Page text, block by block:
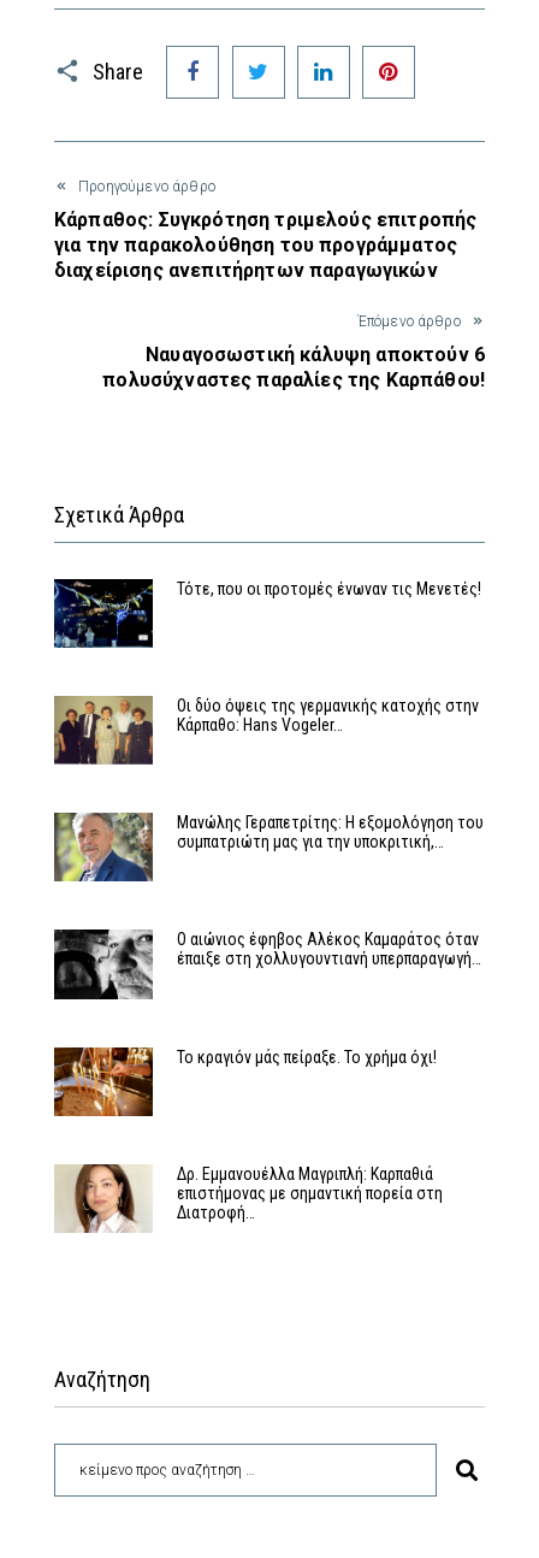
Share
Facebook Twitter LinkedIn
Προηγούμενο άρθρο
Κάρπαθος: Συγκρότηση τριμελούς επιτροπής
για την παρακολούθηση του προγράμματος
διαχείρισης ανεπιτήρητων παραγωγικών
Έπόμενο άρθρο
Ναυαγοσωστική κάλυψη αποκτούν 6
πολυσύχναστες παραλίες της Καρπάθου!
Σχετικά Άρθρα
Τότε, που οι προτομές ένωναν τις Μενετές!
Οι δύο όψεις της γερμανικής κατοχής στην
Κάρπαθο: Hans Vogeler…
Μανώλης Γεραπετρίτης: Η εξομολόγηση του
συμπατριώτη μας για την υποκριτική,…
Ο αιώνιος έφηβος Αλέκος Καμαράτος όταν
έπαιξε στη χολλυγουντιανή υπερπαραγωγή…
Το κραγιόν μάς πείραξε. Το χρήμα όχι!
Δρ. Εμμανουέλλα Μαγριπλή: Καρπαθιά
επιστήμονας με σημαντική πορεία στη
Διατροφή…
Αναζήτηση